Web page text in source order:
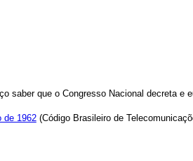
saber que o Congresso Nacional decreta e
de 1962(Código Brasileiro de